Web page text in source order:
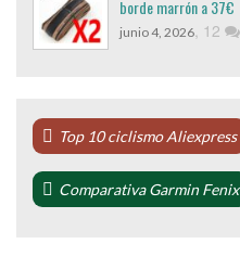
borde marrón a 37€
junio 4, 2026, 12
Top 10 ciclismo Aliexpress
Comparativa Garmin Fenix